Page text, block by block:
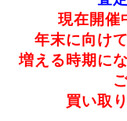
現在開催
年末に向け
増える時期に
買い取